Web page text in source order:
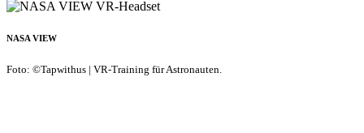
NASA VIEW
Foto: ©Tapwithus | VR-Training für Astronauten.